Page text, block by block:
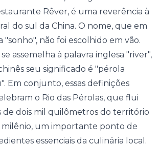
Rêver, é uma reverência à
do sul da China. O nome, que em
"sonho", não foi escolhido em vão.
assemelha à palavra inglesa "river",
seu significado é "pérola
Em conjunto, essas definições
o Rio das Pérolas, que flui
de dois mil quilômetros do território
um importante ponto de
essenciais da culinária local.